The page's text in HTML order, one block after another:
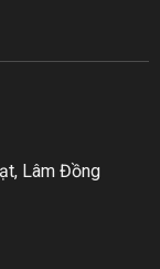
Lâm Đồng